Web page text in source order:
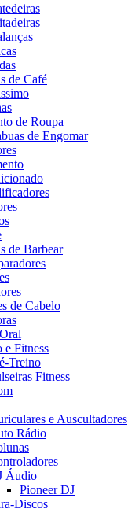
de Café
de Roupa
de Engomar
de Barbear
de Cabelo
e Fitness
Treino
Fitness
e Auscultadores
Rádio
Áudio
Pioneer DJ
Discos